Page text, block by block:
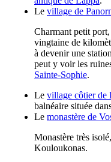
Le village de
Charmant petit
vingtaine de
à devenir une
peut y voir les
Sainte-Sophie.
Le village côtier de
balnéaire située
Le monastère de
Monastère très
Kouloukonas.